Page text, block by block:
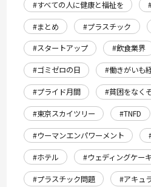
#すべての人に健康と福祉を
#まとめ
#プラスチック
#スタートアップ
#飲食業界
#ゴミゼロの日
#働きがいも
#プライド月間
#貧困をなく
#東京スカイツリー
#TNFD
#ウーマンエンパワーメント
#ホテル
#ウェディングケー
#プラスチック問題
#アキュ